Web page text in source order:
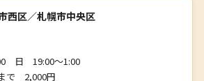
西区／札幌市中央区
日 19:00～1:00
で 2,000円